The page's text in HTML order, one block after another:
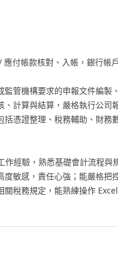
付帳款核對、入帳，銀行帳
管機構要求的申報文件編製
計算與結算，嚴格執行公司
憑證整理、稅務輔助、財務
經驗，熟悉基礎會計流程與
敏感，責任心強；能嚴格把
稅務規定，能熟練操作